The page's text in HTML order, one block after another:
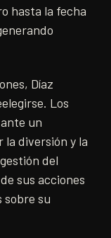
hasta la fecha
Díaz
Los
un
diversión y la
del
sus acciones
sobre su